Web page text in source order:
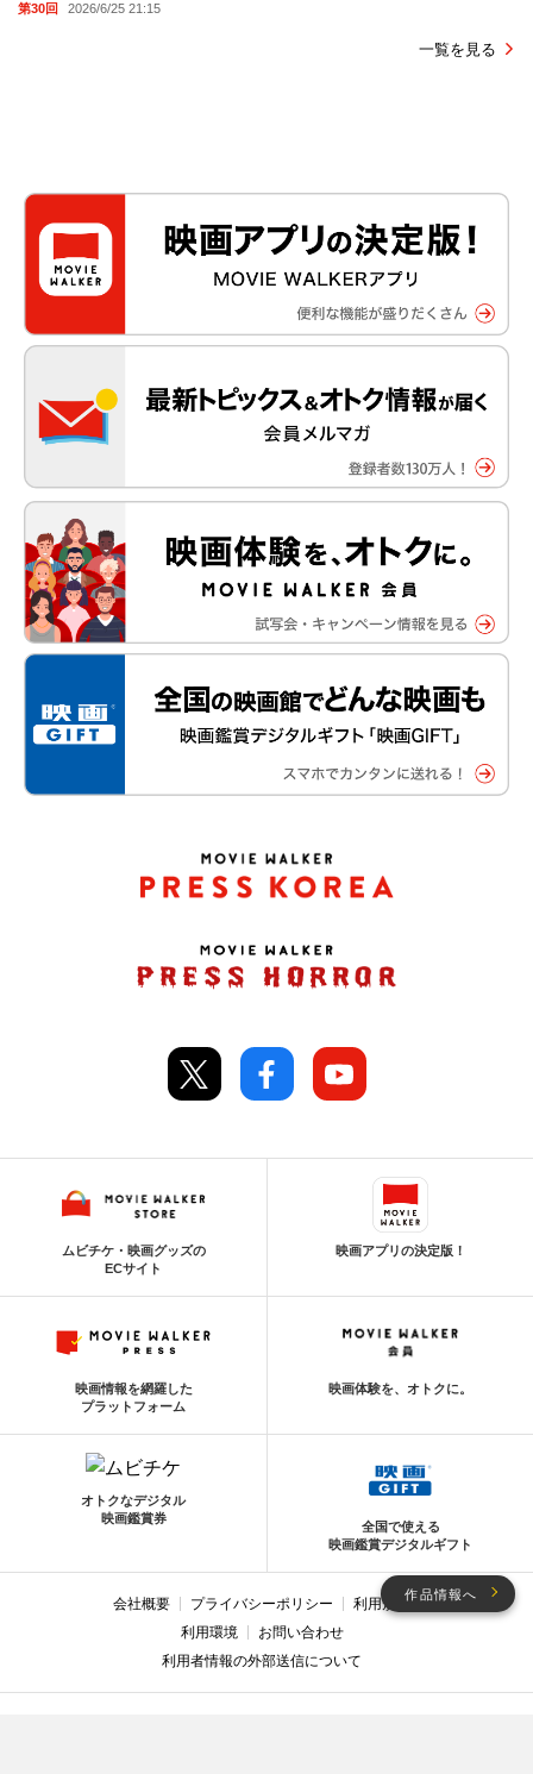
作品情報へ
第30回 2026/6/25 21:15
一覧を見る
ムビチケ・映画グッズの
ECサイト
映画アプリの決定版！
映画情報を網羅した
プラットフォーム
映画体験を、オトクに。
オトクなデジタル
映画鑑賞券
全国で使える
映画鑑賞デジタルギフト
会社概要 プライバシーポリシー
利用規約
利用環境
お問い合わせ
利用者情報の外部送信について